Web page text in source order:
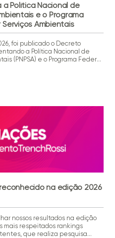
a Política Nacional de
e o Programa
Ambientais
foi publicado o Decreto
a Política Nacional de
(PNPSA) e o Programa Federal
na edição 2026
nossos resultados na edição
mais respeitados rankings
que realiza pesquisa